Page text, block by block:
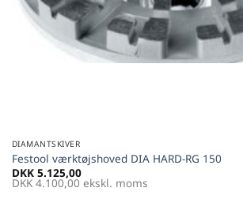
DIAMANTSKIVER
Festool værktøjshoved DIA HARD-RG 150
DKK 5.125,00
DKK 4.100,00 ekskl. moms